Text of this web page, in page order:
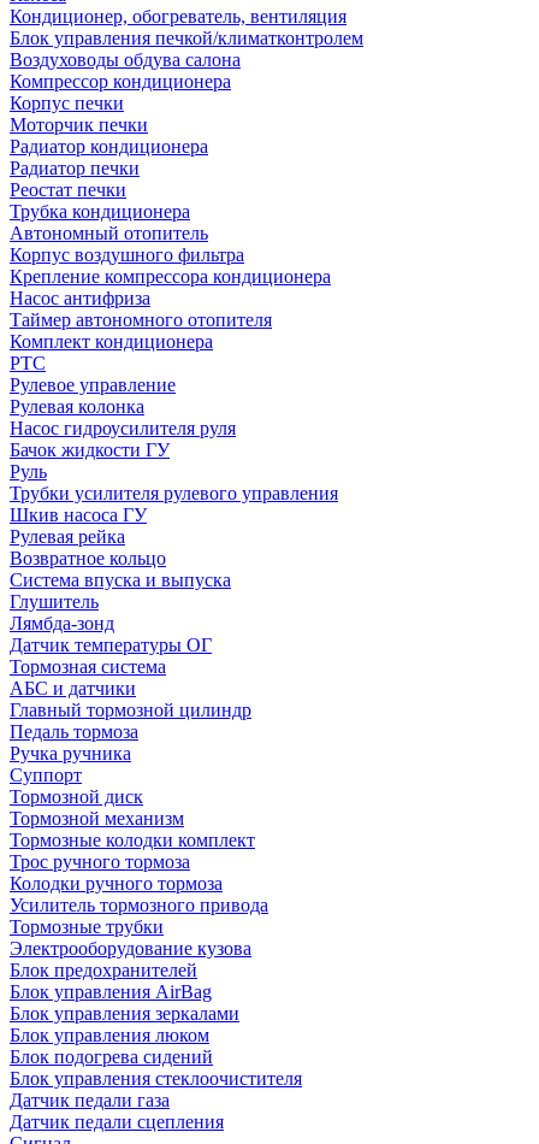
Кондиционер, обогреватель, вентиляция
Блок управления печкой/климатконтролем
Воздуховоды обдува салона
Компрессор кондиционера
Корпус печки
Моторчик печки
Радиатор кондиционера
Радиатор печки
Реостат печки
Трубка кондиционера
Автономный отопитель
Корпус воздушного фильтра
Крепление компрессора кондиционера
Насос антифриза
Таймер автономного отопителя
Комплект кондиционера
РТС
Рулевое управление
Рулевая колонка
Насос гидроусилителя руля
Бачок жидкости ГУ
Руль
Трубки усилителя рулевого управления
Шкив насоса ГУ
Рулевая рейка
Возвратное кольцо
Система впуска и выпуска
Глушитель
Лямбда-зонд
Датчик температуры ОГ
Тормозная система
АБС и датчики
Главный тормозной цилиндр
Педаль тормоза
Ручка ручника
Суппорт
Тормозной диск
Тормозной механизм
Тормозные колодки комплект
Трос ручного тормоза
Колодки ручного тормоза
Усилитель тормозного привода
Тормозные трубки
Электрооборудование кузова
Блок предохранителей
Блок управления AirBag
Блок управления зеркалами
Блок управления люком
Блок подогрева сидений
Блок управления стеклоочистителя
Датчик педали газа
Датчик педали сцепления